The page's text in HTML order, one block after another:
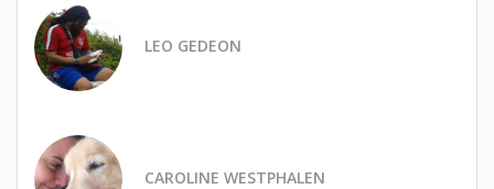
LEO GEDEON
CAROLINE WESTPHALEN